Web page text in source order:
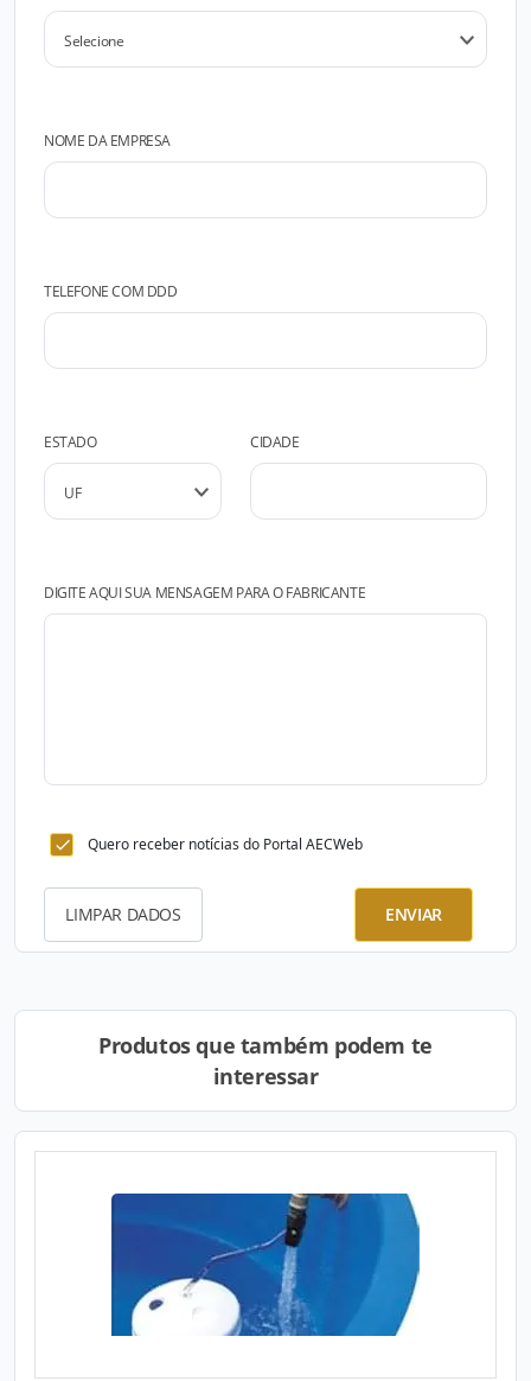
NOME DA EMPRESA
TELEFONE COM DDD
ESTADO CIDADE
DIGITE AQUI SUA MENSAGEM PARA O FABRICANTE
Quero receber notícias do Portal AECWeb
LIMPAR DADOS ENVIAR
Produtos que também podem te
interessar